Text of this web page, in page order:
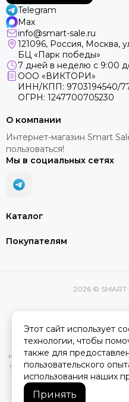
Telegram
Max
info@smart-sale.ru
121096, Россия, Москва,
БЦ «Парк победы»
7 дней в неделю с 9:00
ООО «ВИКТОРИ»
ИНН/КПП: 9703194540/
ОГРН: 1247700705230
Каталог
Покупателям
О компании
Интернет-магазин Smart
пользоваться!
Мы в социальных сетях
2026 © SMART
Вся представленная на
характеристик,
информационный характер и
публичной офертой,
Этот сайт использует
технологии, чтобы
также для
пользовательского
использования наших
Принять